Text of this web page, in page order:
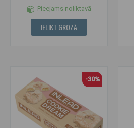
Pieejams noliktavā
IELIKT GROZĀ
-30%